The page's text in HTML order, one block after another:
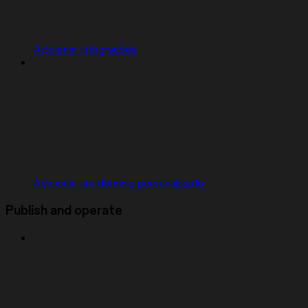
Adicionar integrações
Adicionar um domínio personalizado
Publish and operate